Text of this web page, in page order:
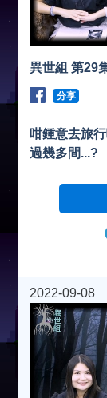
異世組 第29
分享
咁鍾意去旅
過幾多間...?
2022-09-08